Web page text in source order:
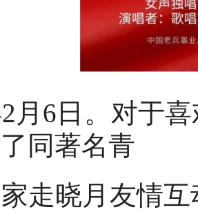
月6日。对于
同著名青
走晓月友情